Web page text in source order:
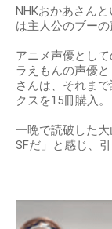
NHKおかあさん
は主人公のブーの
アニメ声優とし
ラえもんの声優
さんは、それま
クスを15冊購入。
一晩で読破した
SFだ」と感じ、